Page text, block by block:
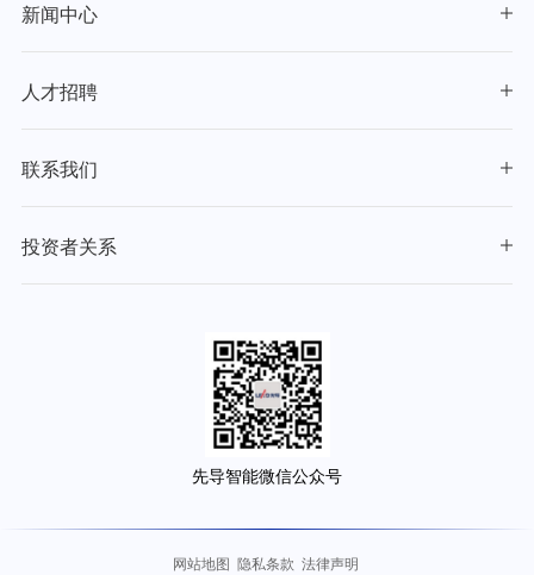
新闻中心
人才招聘
联系我们
投资者关系
先导智能微信公众号
网站地图 隐私条款 法律声明